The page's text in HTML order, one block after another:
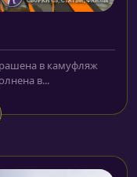
в камуфляж
в...